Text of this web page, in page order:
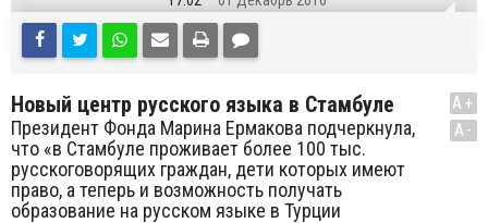
Новый центр русского языка в Стамбуле
Президент Фонда Марина Ермакова подчеркнула,
что «в Стамбуле проживает более 100 тыс.
русскоговорящих граждан, дети которых имеют
право, а теперь и возможность получать
образование на русском языке в Турции
A+
A-